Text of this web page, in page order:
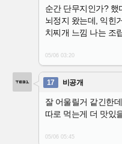
순간 단무지인가?
뇌정지 왔는데, 익힌
치찌개 느낌 나는 조
05/06 03:20
17 비공개
잘 어울릴거 같긴한데
따로 먹는게 더 맛있
05/06 05:45